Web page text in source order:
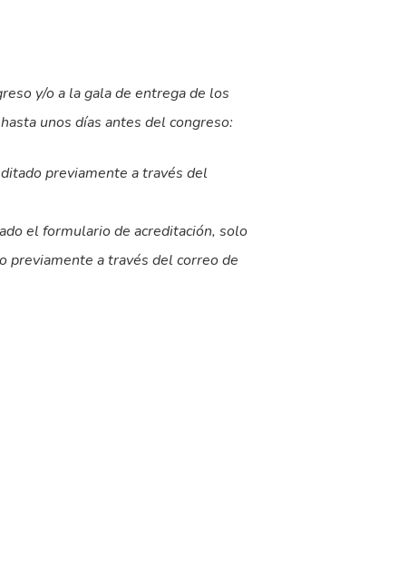
y/o a la gala de entrega de los
unos días antes del congreso:
previamente a través del
el formulario de acreditación, solo
previamente a través del correo de